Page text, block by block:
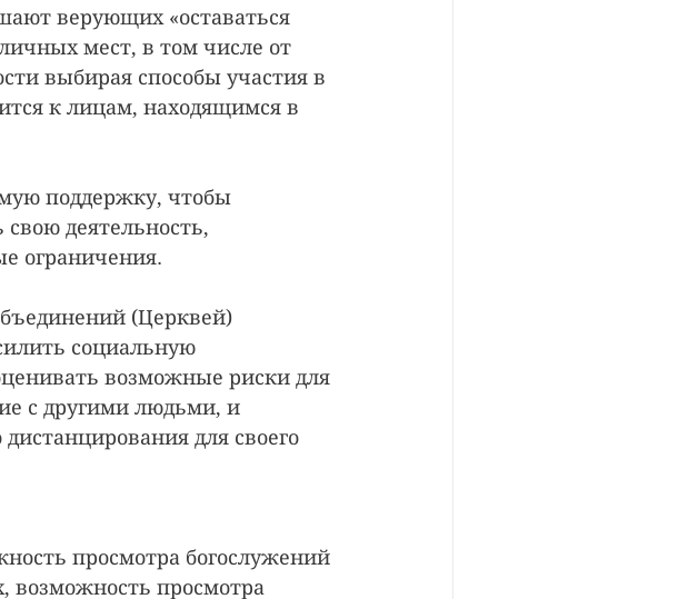
верующих «оставаться
мест, в том числе от
выбирая способы участия в
к лицам, находящимся в
поддержку, чтобы
деятельность,
ограничения.
(Церквей)
социальную
возможные риски для
с другими людьми, и
для своего
просмотра богослужений
возможность просмотра